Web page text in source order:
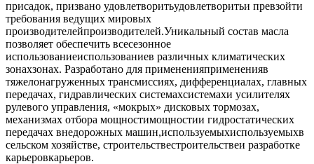
присадок, призвано удовлетворитьудовлетворитьи превзойти
требования ведущих мировых
производителейпроизводителей.Уникальный состав масла
позволяет обеспечить всесезонное
использованиеиспользованиев различных климатических
зонахзонах. Разработано для примененияпримененияв
тяжелонагруженных трансмиссиях, дифференциалах, главных
передачах, гидравлических системахсистемахи усилителях
рулевого управления, «мокрых» дисковых тормозах,
механизмах отбора мощностимощностии гидростатических
передачах внедорожных машин,используемыхиспользуемыхв
сельском хозяйстве, строительствестроительствеи разработке
карьеровкарьеров.